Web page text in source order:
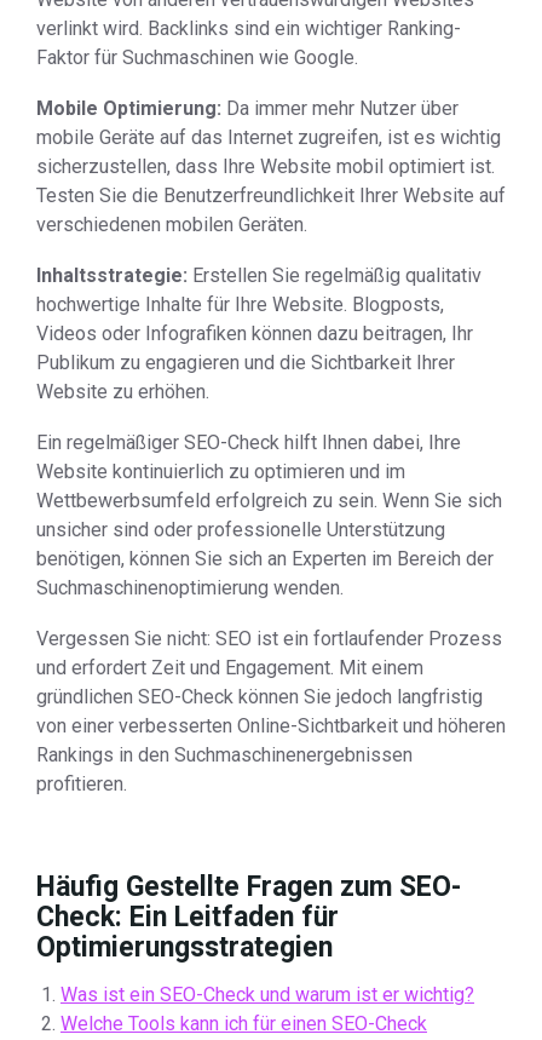
verlinkt wird. Backlinks sind ein wichtiger Ranking-
Faktor für Suchmaschinen wie Google.
Mobile Optimierung: Da immer mehr Nutzer über
mobile Geräte auf das Internet zugreifen, ist es wichtig
sicherzustellen, dass Ihre Website mobil optimiert ist.
Testen Sie die Benutzerfreundlichkeit Ihrer Website auf
verschiedenen mobilen Geräten.
Inhaltsstrategie: Erstellen Sie regelmäßig qualitativ
hochwertige Inhalte für Ihre Website. Blogposts,
Videos oder Infografiken können dazu beitragen, Ihr
Publikum zu engagieren und die Sichtbarkeit Ihrer
Website zu erhöhen.
Ein regelmäßiger SEO-Check hilft Ihnen dabei, Ihre
Website kontinuierlich zu optimieren und im
Wettbewerbsumfeld erfolgreich zu sein. Wenn Sie sich
unsicher sind oder professionelle Unterstützung
benötigen, können Sie sich an Experten im Bereich der
Suchmaschinenoptimierung wenden.
Vergessen Sie nicht: SEO ist ein fortlaufender Prozess
und erfordert Zeit und Engagement. Mit einem
gründlichen SEO-Check können Sie jedoch langfristig
von einer verbesserten Online-Sichtbarkeit und höheren
Rankings in den Suchmaschinenergebnissen
profitieren.
Häufig Gestellte Fragen zum SEO-
Check: Ein Leitfaden für
Optimierungsstrategien
Was ist ein SEO-Check und warum ist er wichtig?
Welche Tools kann ich für einen SEO-Check